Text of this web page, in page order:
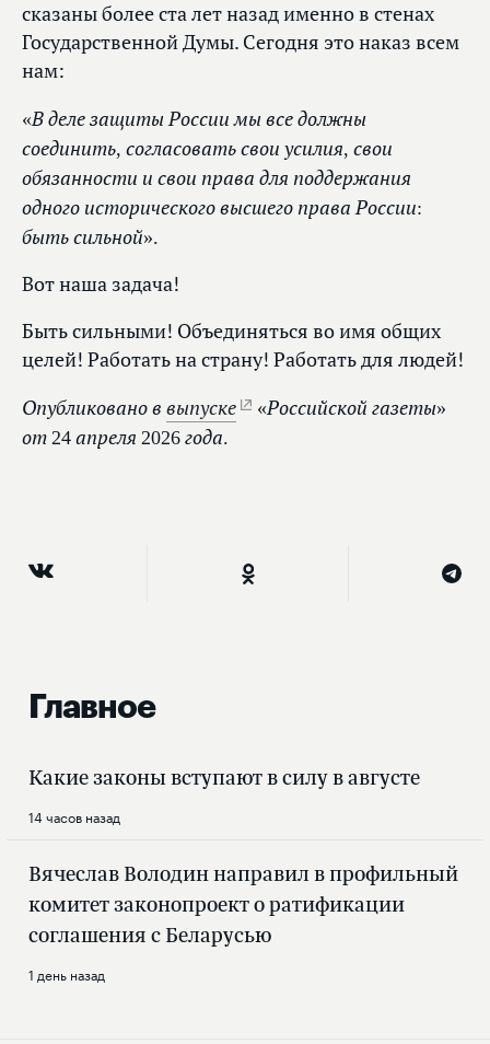
сказаны более ста лет назад именно в стенах
Государственной Думы. Сегодня это наказ всем
нам:
«В деле защиты России мы все должны
соединить, согласовать свои усилия, свои
обязанности и свои права для поддержания
одного исторического высшего права России:
быть сильной».
Вот наша задача!
Быть сильными! Объединяться во имя общих
целей! Работать на страну! Работать для людей!
Опубликовано в выпуске
«Российской газеты»
от 24 апреля 2026 года.
Главное
Какие законы вступают в силу в августе
14 часов назад
Вячеслав Володин направил в профильный
комитет законопроект о ратификации
соглашения с Беларусью
1 день назад